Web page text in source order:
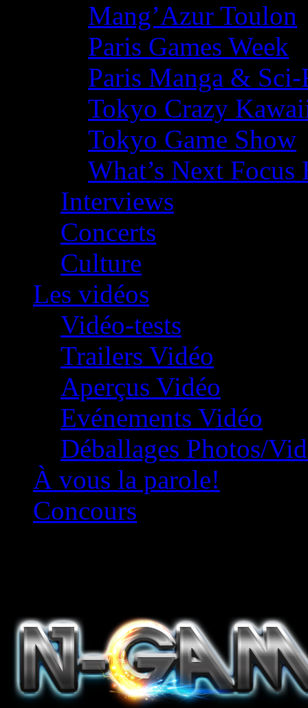
Mang’Azur Toulon
Paris Games Week
Paris Manga &
Tokyo Crazy
Tokyo Game Show
What’s Next
Interviews
Concerts
Culture
Les vidéos
Vidéo-tests
Trailers Vidéo
Aperçus Vidéo
Evénements Vidéo
Déballages Photos/
À vous la parole!
Concours